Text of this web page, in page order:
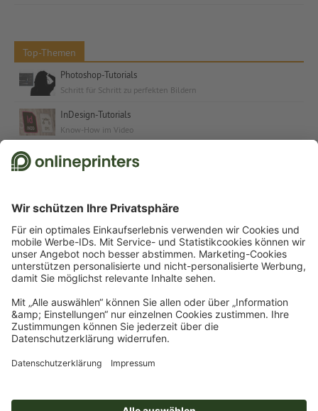
Top-Themen
Photoshop-Tutorials
Schritt für Schritt zu perfekten Bildern
InDesign-Tutorials
Know-How im Video
Kostenlose Schriften & Fonts
Schriften und Schrift-Tutorials für jeden Anlass
© 2026onlineprinters.ch MAGAZIN
Impressum | Datenschutz
Materialmuster